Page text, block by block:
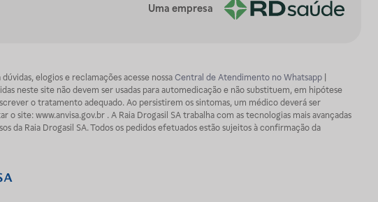
Uma empresa
dúvidas, elogios e reclamações acesse nossa Central de Atendimento no Whatsapp
neste site não devem ser usadas para automedicação e não substituem, em hipótese
o tratamento adequado. Ao persistirem os sintomas, um médico deverá ser
site: www.anvisa.gov.br . A Raia Drogasil SA trabalha com as tecnologias mais avançadas
da Raia Drogasil SA. Todos os pedidos efetuados estão sujeitos à confirmação da